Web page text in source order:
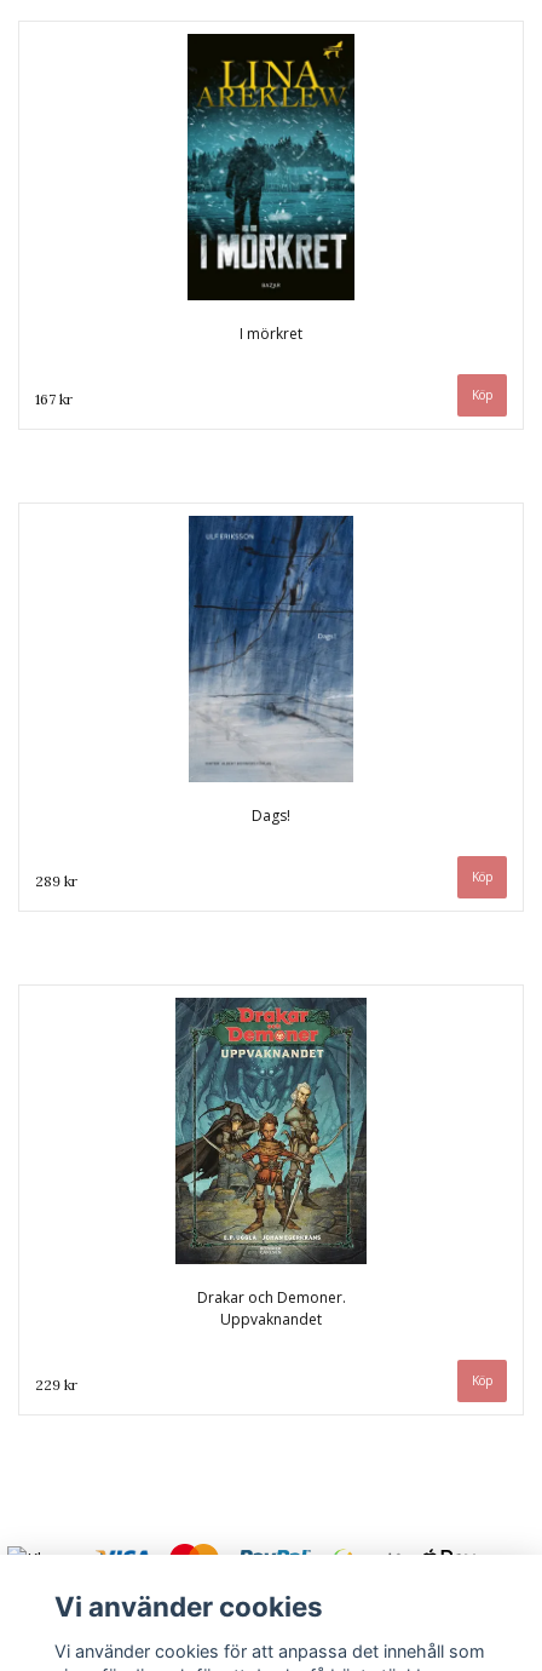
I mörkret
167 kr
Dags!
289 kr
Drakar och Demoner.
Uppvaknandet
229 kr
Vi använder cookies
Vi använder cookies för att anpassa det innehåll som